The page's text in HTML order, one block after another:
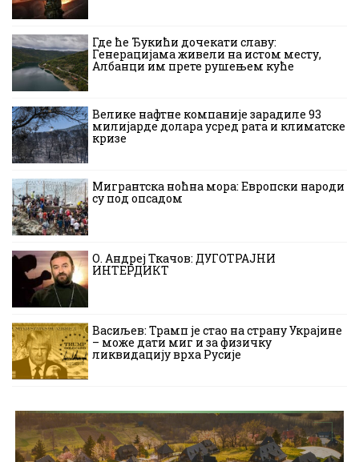
Где ће Ђукићи дочекати славу:
Генерацијама живели на истом месту,
Албанци им прете рушењем куће
Велике нафтне компаније зарадиле 93
милијарде долара усред рата и климатске
кризе
Мигрантска ноћна мора: Европски народи
су под опсадом
О. Андреј Ткачов: ДУГОТРАЈНИ
ИНТЕРДИКТ
Васиљев: Трамп је стао на страну Украјине
– може дати миг и за физичку
ликвидацију врха Русије